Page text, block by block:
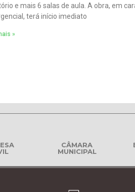
e mais 6 salas de aula. A obra, em
terá início imediato
»
CÂMARA
MUNICIPAL